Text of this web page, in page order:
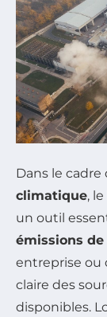
Dans le cadre
climatique,
un outil
émissions
entreprise ou
claire des
disponibles.